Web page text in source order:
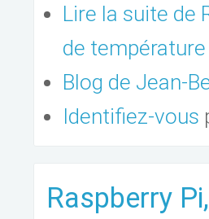
Lire la suite de
de
Blog de Jean-
Identifiez-vous
Raspberry